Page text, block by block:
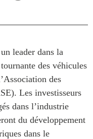
leader dans la
des véhicules
des
Les investisseurs
dans l’industrie
du développement
dans le